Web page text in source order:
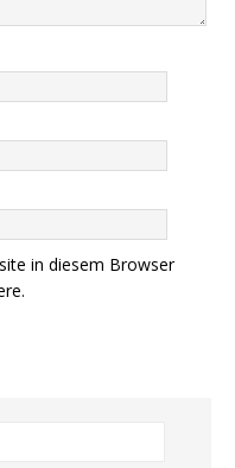
in diesem Browser